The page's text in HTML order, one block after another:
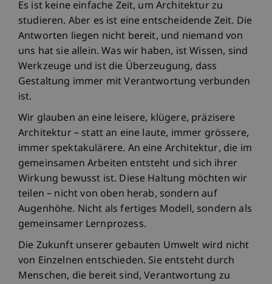
Es ist keine einfache Zeit, um Architektur zu
studieren. Aber es ist eine entscheidende Zeit. Die
Antworten liegen nicht bereit, und niemand von
uns hat sie allein. Was wir haben, ist Wissen, sind
Werkzeuge und ist die Überzeugung, dass
Gestaltung immer mit Verantwortung verbunden
ist.
Wir glauben an eine leisere, klügere, präzisere
Architektur – statt an eine laute, immer grössere,
immer spektakulärere. An eine Architektur, die im
gemeinsamen Arbeiten entsteht und sich ihrer
Wirkung bewusst ist. Diese Haltung möchten wir
teilen – nicht von oben herab, sondern auf
Augenhöhe. Nicht als fertiges Modell, sondern als
gemeinsamer Lernprozess.
Die Zukunft unserer gebauten Umwelt wird nicht
von Einzelnen entschieden. Sie entsteht durch
Menschen, die bereit sind, Verantwortung zu